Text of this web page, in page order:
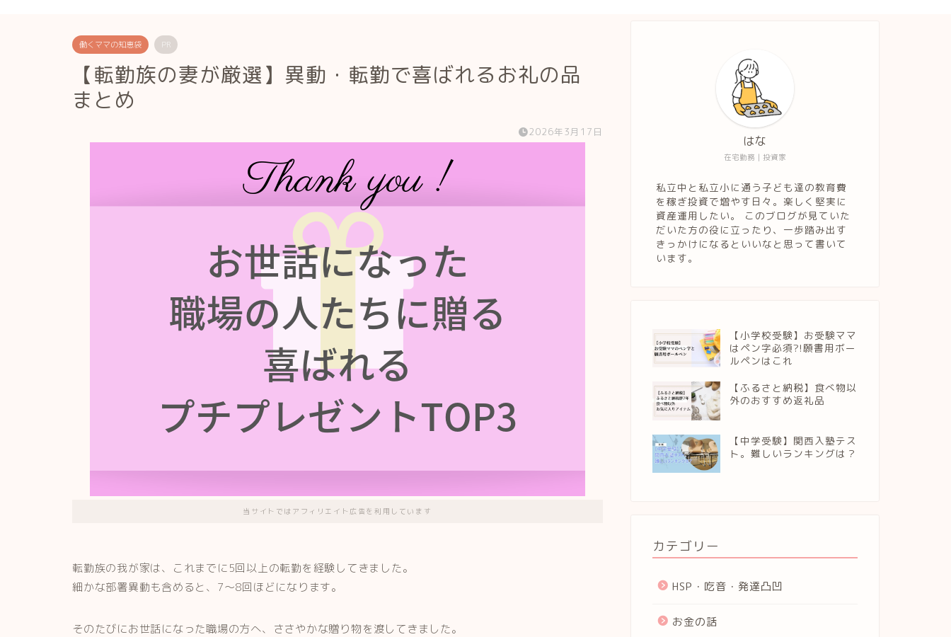
働くママの知恵袋 PR
【転勤族の妻が厳選】異動・転勤で喜ばれるお礼の品
まとめ
2026年3月17日
当サイトではアフィリエイト広告を利用しています
転勤族の我が家は、これまでに5回以上の転勤を経験してきました。
細かな部署異動も含めると、7〜8回ほどになります。
そのたびにお世話になった職場の方へ、ささやかな贈り物を渡してきました。
在宅勤務｜投資家
はな
私立中と私立小に通う子ども達の教育費
を稼ぎ投資で増やす日々。楽しく堅実に
資産運用したい。 このブログが見ていた
だいた方の役に立ったり、一歩踏み出す
きっかけになるといいなと思って書いて
います。
【小学校受験】お受験ママ
はペン字必須?!願書用ボー
ルペンはこれ
【ふるさと納税】食べ物以
外のおすすめ返礼品
【中学受験】関西入塾テス
ト。難しいランキングは？
カテゴリー
HSP・吃音・発達凸凹
お金の話